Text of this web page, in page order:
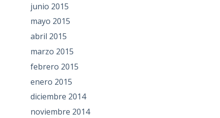
junio 2015
mayo 2015
abril 2015
marzo 2015
febrero 2015
enero 2015
diciembre 2014
noviembre 2014